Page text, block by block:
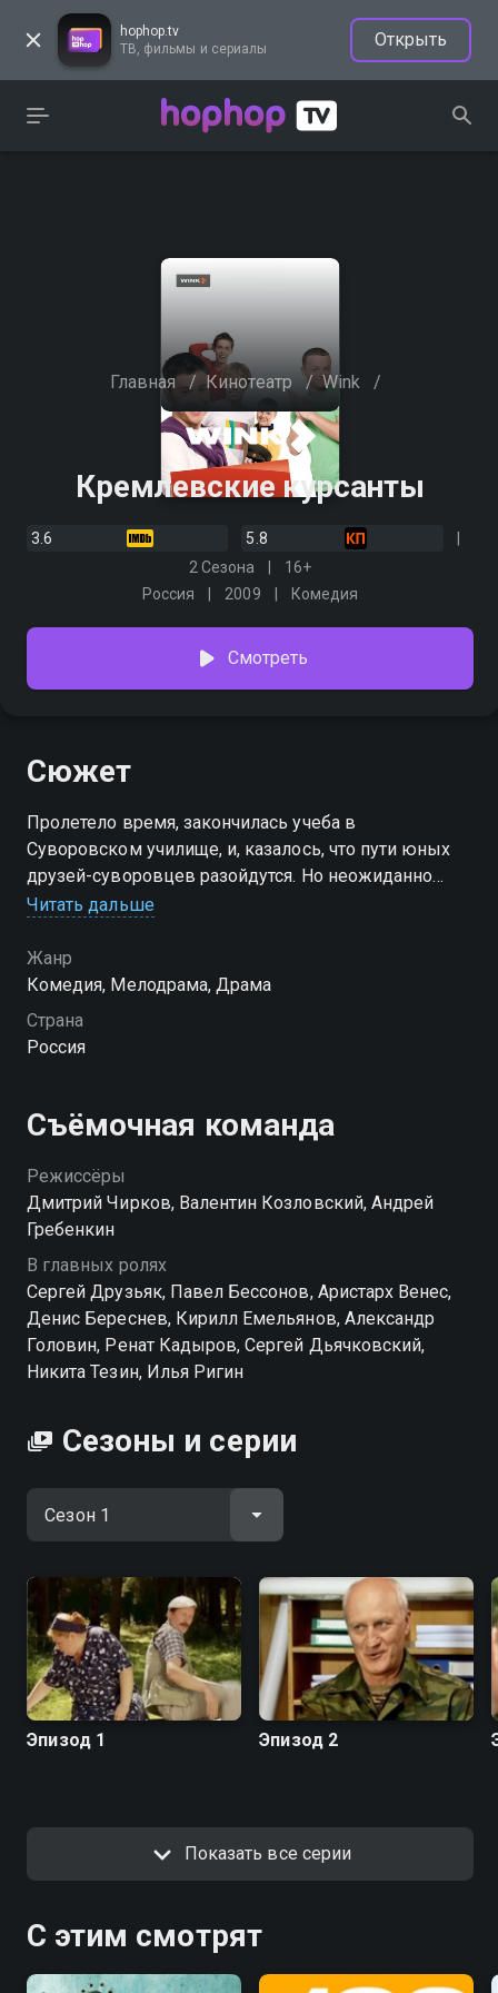
hophop.tv
ТВ, фильмы и сериалы
Открыть
Главная / Кинотеатр / Wink /
Кремлевские курсанты
3.6
5.8
2 Сезона
16+
Россия
2009 Комедия
Смотреть
Сюжет
Пролетело время, закончилась учеба в
Суворовском училище, и, казалось, что пути юных
друзей-суворовцев разойдутся. Но неожиданно
трое старых друзей — Илья Сухомлин, Степан
Московском высшем военном командном училище
на вступительных экзаменах. Ребята поступают в
Училище вместе со вчерашними школьниками и
теми, у кого за плечами служба в Вооруженных
Суворовскому училищу ждет неожиданный
сюрприз: в училище несколько позднее поступает
их бывший лидер — Макаров.
Читать дальше
Жанр
Комедия, Мелодрама, Драма
Страна
Россия
Съёмочная команда
Режиссёры
Дмитрий Чирков, Валентин Козловский, Андрей
Гребенкин
В главных ролях
Сергей Друзьяк, Павел Бессонов, Аристарх Венес,
Денис Береснев, Кирилл Емельянов, Александр
Головин, Ренат Кадыров, Сергей Дьячковский,
Никита Тезин, Илья Ригин
Сезоны и серии
Эпизод 1 Эпизод 2
Показать все серии
С этим смотрят